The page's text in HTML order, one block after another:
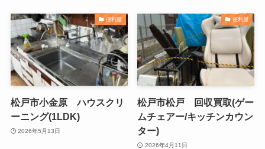
便利屋
松戸市小金原 ハウスクリ
ーニング(1LDK)
2026年5月13日
便利屋
松戸市松戸 回収買取(ゲー
ムチェアー/キッチンカウン
ター)
2026年4月11日